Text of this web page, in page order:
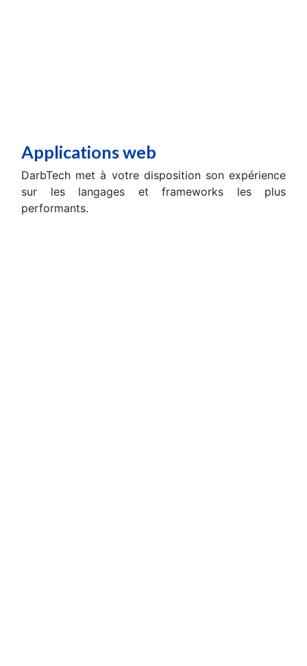
Applications web
DarbTech met à votre disposition son expérience
sur les langages et frameworks les plus
performants.